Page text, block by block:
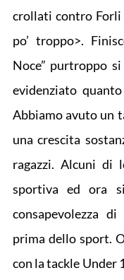
crollati contro Forli
po’ troppo>.
Noce” purtroppo
evidenziato
Abbiamo avuto un
una crescita
ragazzi. Alcuni di
sportiva ed ora
consapevolezza
prima dello sport.
con la tackle Under